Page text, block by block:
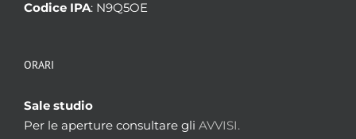
Codice IPA: N9Q5OE
ORARI
Sale studio
Per le aperture consultare gli AVVISI.